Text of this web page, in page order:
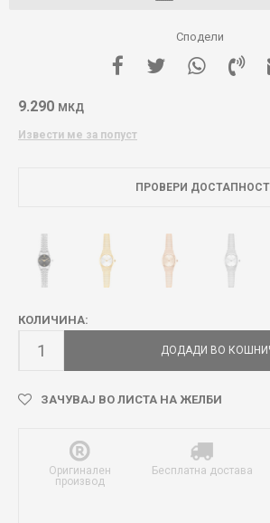
Сподели
9.290 МКД
Извести ме за попуст
ПРОВЕРИ ДОСТАПНОСТ
КОЛИЧИНА:
ДОДАДИ ВО
ЗАЧУВАЈ ВО ЛИСТА НА ЖЕЛБИ
Оригинален
производ
Бесплатна достава